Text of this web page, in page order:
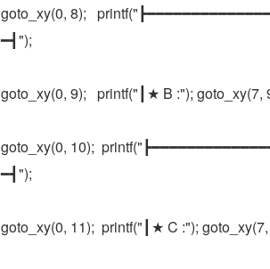
goto_xy(0, 8);
━┫");
goto_xy(0, 9);   printf("┃★ B :");
goto_xy(0, 10);
━┫");
goto_xy(0, 11);  printf("┃★ C :");